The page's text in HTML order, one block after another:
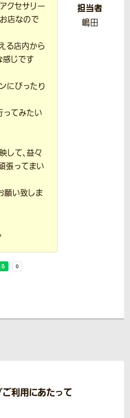
クセサリー
店なので
る店内から
感じです
にぴったり
ってみたい
して、益々
張ってまい
願い致しま
担当者
嶋田
利用にあたって